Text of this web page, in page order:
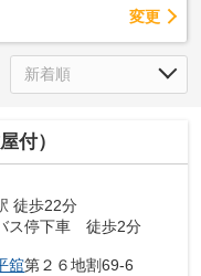
変更
付）
徒歩22分
ス停下車 徒歩2分
舘第２６地割69-6